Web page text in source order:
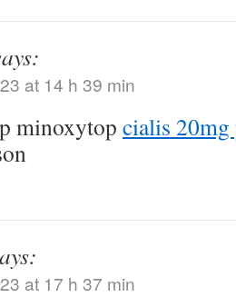
at 14 h 39 min
minoxytop cialis
at 17 h 37 min